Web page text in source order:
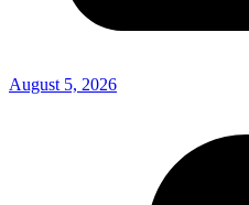
August 5, 2026